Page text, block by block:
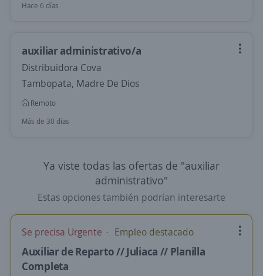
Hace 6 días
auxiliar administrativo/a
Distribuidora Cova
Tambopata, Madre De Dios
Remoto
Más de 30 días
Ya viste todas las ofertas de "auxiliar
administrativo"
Estas opciones también podrían interesarte
Se precisa Urgente Empleo destacado
Auxiliar de Reparto // Juliaca // Planilla
Completa